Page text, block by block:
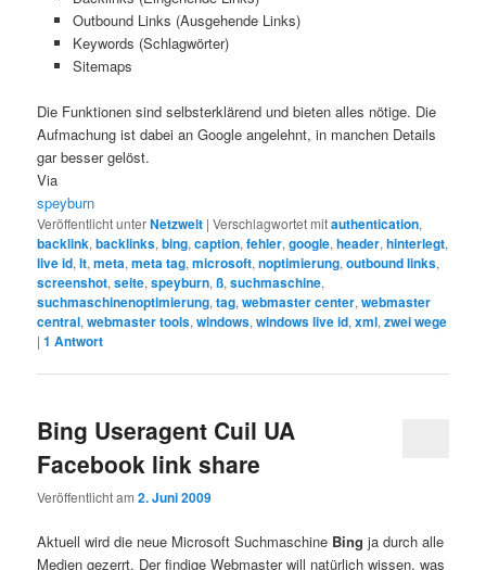
Outbound Links (Ausgehende Links)
Keywords (Schlagwörter)
Sitemaps
Die Funktionen sind selbsterklärend und bieten alles nötige. Die
Aufmachung ist dabei an Google angelehnt, in manchen Details
gar besser gelöst.
Via
speyburn
Veröffentlicht unterNetzwelt |Verschlagwortet mitauthentication,
backlink,backlinks,bing,caption,fehler,google,header,hinterlegt,
live id,lt,meta,meta tag,microsoft,noptimierung,outbound links,
screenshot,seite,speyburn,ß,suchmaschine,
suchmaschinenoptimierung,tag,webmaster center,webmaster
central,webmaster tools,windows,windows live id,xml,zwei wege
|1 Antwort
Bing Useragent Cuil UA
Facebook link share
Veröffentlicht am2. Juni 2009
Aktuell wird die neue Microsoft Suchmaschine Bing ja durch alle
Medien gezerrt. Der findige Webmaster will natürlich wissen, was